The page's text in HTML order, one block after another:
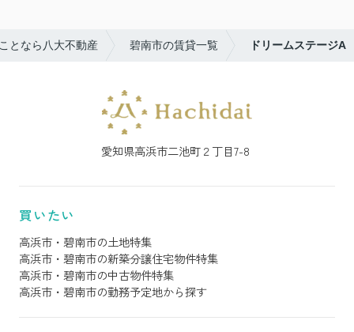
となら八大不動産 碧南市の賃貸一覧 ドリームステージA
愛知県高浜市二池町２丁目7-8
買いたい
高浜市・碧南市の土地特集
高浜市・碧南市の新築分譲住宅物件特集
高浜市・碧南市の中古物件特集
高浜市・碧南市の勤務予定地から探す